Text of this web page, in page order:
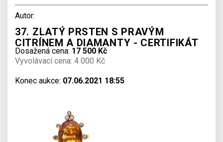
Autor:
37. ZLATÝ PRSTEN S PRAVÝM
CITRÍNEM A DIAMANTY - CERTIFIKÁT
Dosažená cena: 17 500 Kč
Vyvolávací cena: 4 000 Kč
Konec aukce: 07.06.2021 18:55